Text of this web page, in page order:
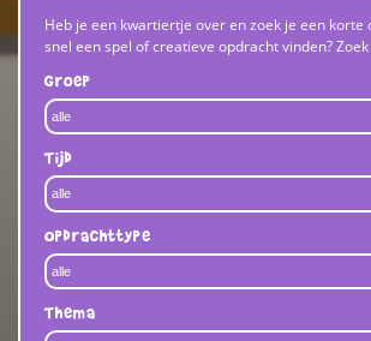
Heb je een kwartiertje over en zoek je een korte
snel een spel of creatieve opdracht vinden?
Groep
Tijd
Opdrachttype
Thema